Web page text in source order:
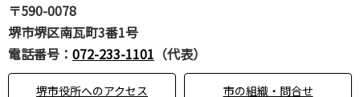
〒590-0078
堺市堺区南瓦町3番1号
電話番号： 072-233-1101 （代表）
堺市役所へのアクセス 市の組織・問合せ